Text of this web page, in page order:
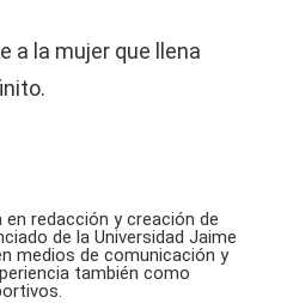
a la mujer que llena
redacción y creación de
de la Universidad Jaime
medios de comunicación y
también como